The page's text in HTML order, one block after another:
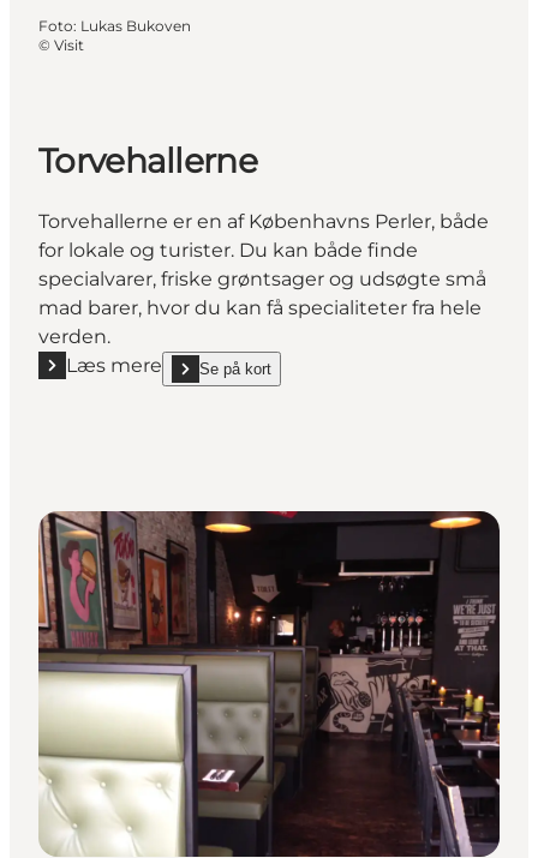
Foto: Lukas Bukoven
© Visit
Torvehallerne
Torvehallerne er en af Københavns Perler, både
for lokale og turister. Du kan både finde
specialvarer, friske grøntsager og udsøgte små
mad barer, hvor du kan få specialiteter fra hele
verden.
Læs mere
Læs mere "Torvehallerne"
Se på kort
show Torvehallerne on_map